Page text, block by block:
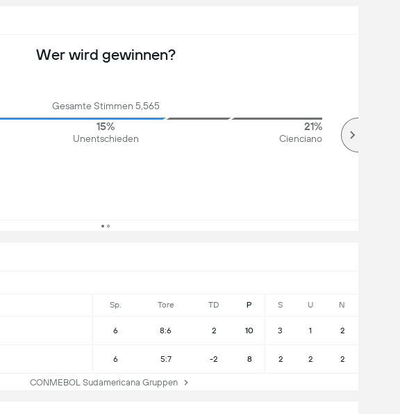
Sp. Tore TD P S U N
6 8:6 2 10 3 1 2
6 5:7 -2 8 2 2 2
CONMEBOL Sudamericana Gruppen
Wer wird gewinnen?
Gesamte Stimmen 5,565
15%
Unentschieden
21%
Cienciano